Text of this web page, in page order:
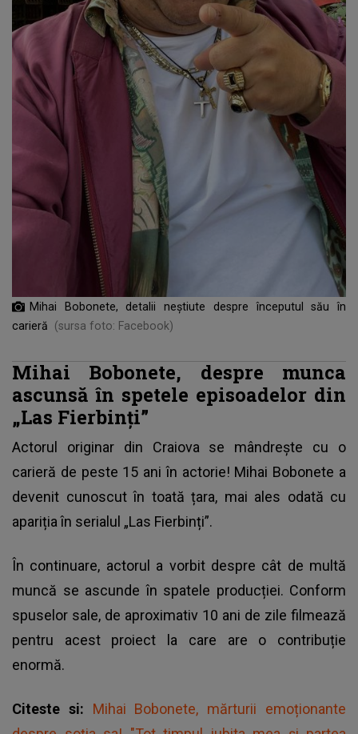
Mihai Bobonete, detalii neștiute despre începutul său în
carieră
(sursa foto: Facebook)
Mihai Bobonete, despre munca
ascunsă în spetele episoadelor din
„Las Fierbinți”
Actorul originar din Craiova se mândrește cu o
carieră de peste 15 ani în actorie! Mihai Bobonete a
devenit cunoscut în toată țara, mai ales odată cu
apariția în serialul „Las Fierbinți”.
În continuare, actorul a vorbit despre cât de multă
muncă se ascunde în spatele producției. Conform
spuselor sale, de aproximativ 10 ani de zile filmează
pentru acest proiect la care are o contribuție
enormă.
Citeste si: Mihai Bobonete, mărturii emoționante